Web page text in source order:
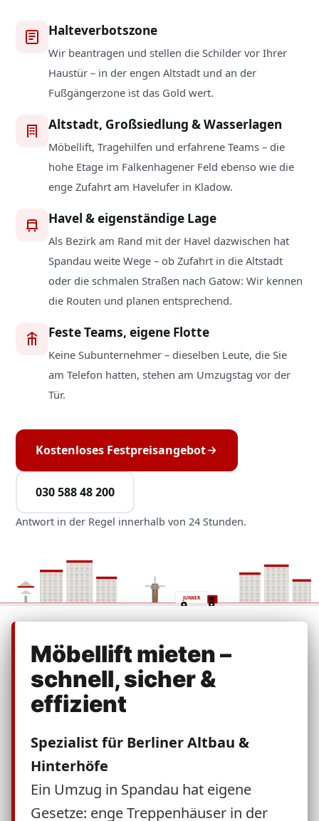
Bild lädt …
junker-lkw-auszeichnung.webp
Halteverbotszone
Wir beantragen und stellen die Schilder vor Ihrer
Haustür – in der engen Altstadt und an der
Fußgängerzone ist das Gold wert.
Altstadt, Großsiedlung & Wasserlagen
Möbellift, Tragehilfen und erfahrene Teams – die
hohe Etage im Falkenhagener Feld ebenso wie die
enge Zufahrt am Havelufer in Kladow.
Havel & eigenständige Lage
Als Bezirk am Rand mit der Havel dazwischen hat
Spandau weite Wege – ob Zufahrt in die Altstadt
oder die schmalen Straßen nach Gatow: Wir kennen
die Routen und planen entsprechend.
Feste Teams, eigene Flotte
Keine Subunternehmer – dieselben Leute, die Sie
am Telefon hatten, stehen am Umzugstag vor der
Tür.
Kostenloses Festpreisangebot
030 588 48 200
Antwort in der Regel innerhalb von 24 Stunden.
JUNKER
Möbellift mieten –
schnell, sicher &
effizient
Spezialist für Berliner Altbau &
Hinterhöfe
Ein Umzug in Spandau hat eigene
Gesetze: enge Treppenhäuser in der